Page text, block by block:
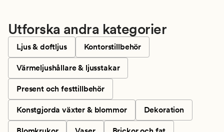
Utforska andra kategorier
Ljus & doftljus Kontorstillbehör
Värmeljushållare & ljusstakar
Present och festtillbehör
Konstgjorda växter & blommor Dekoration